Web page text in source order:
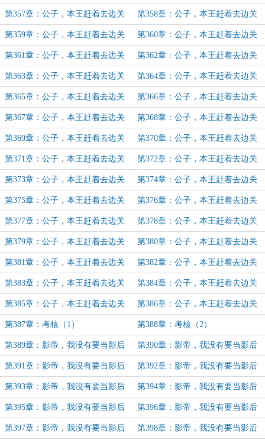
（46） （47）
第357章：公子，本王赶着去边关
（48）
第358章：公子，本王赶着去边关
（49）
第359章：公子，本王赶着去边关
（50）
第360章：公子，本王赶着去边关
（51）（加更）
第361章：公子，本王赶着去边关
（52）
第362章：公子，本王赶着去边关
（53）
第363章：公子，本王赶着去边关
（54）
第364章：公子，本王赶着去边关
（55）
第365章：公子，本王赶着去边关
（56）
第366章：公子，本王赶着去边关
（57）
第367章：公子，本王赶着去边关
（58）
第368章：公子，本王赶着去边关
（59）
第369章：公子，本王赶着去边关
（60）
第370章：公子，本王赶着去边关
（61）
第371章：公子，本王赶着去边关
（62）
第372章：公子，本王赶着去边关
（63）
第373章：公子，本王赶着去边关
（64）
第374章：公子，本王赶着去边关
（65）
第375章：公子，本王赶着去边关
（66）
第376章：公子，本王赶着去边关
（67）
第377章：公子，本王赶着去边关
（68）
第378章：公子，本王赶着去边关
（69）
第379章：公子，本王赶着去边关
（70）
第380章：公子，本王赶着去边关
（71）
第381章：公子，本王赶着去边关
（72）
第382章：公子，本王赶着去边关
（73）
第383章：公子，本王赶着去边关
（74）
第384章：公子，本王赶着去边关
（75）
第385章：公子，本王赶着去边关
（76）
第386章：公子，本王赶着去边关
（完）
第387章：考核（1） 第388章：考核（2）
第389章：影帝，我没有要当影后
（1）
第390章：影帝，我没有要当影后
（2）
第391章：影帝，我没有要当影后
（3）
第392章：影帝，我没有要当影后
（4）
第393章：影帝，我没有要当影后
（5）
第394章：影帝，我没有要当影后
（6）
第395章：影帝，我没有要当影后
（7）
第396章：影帝，我没有要当影后
（8）
第397章：影帝，我没有要当影后 第398章：影帝，我没有要当影后